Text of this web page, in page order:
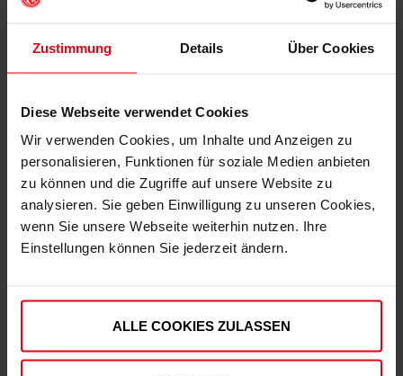
Zustimmung Details Über Cookies
Diese Webseite verwendet Cookies
Wir verwenden Cookies, um Inhalte und Anzeigen zu
personalisieren, Funktionen für soziale Medien anbieten
zu können und die Zugriffe auf unsere Website zu
analysieren. Sie geben Einwilligung zu unseren Cookies,
wenn Sie unsere Webseite weiterhin nutzen. Ihre
Einstellungen können Sie jederzeit ändern.
ALLE COOKIES ZULASSEN
Fortuna x adidas Trackjacket "Originals" Off-White
Mitgliederpreis: € 89,96